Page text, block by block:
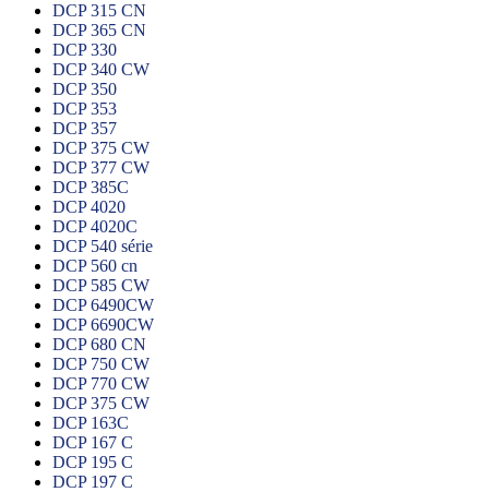
DCP 315 CN
DCP 365 CN
DCP 330
DCP 340 CW
DCP 350
DCP 353
DCP 357
DCP 375 CW
DCP 377 CW
DCP 385C
DCP 4020
DCP 4020C
DCP 540 série
DCP 560 cn
DCP 585 CW
DCP 6490CW
DCP 6690CW
DCP 680 CN
DCP 750 CW
DCP 770 CW
DCP 375 CW
DCP 163C
DCP 167 C
DCP 195 C
DCP 197 C